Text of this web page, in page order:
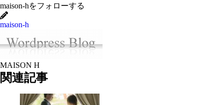
maison-hをフォローする
maison-h
MAISON H
関連記事